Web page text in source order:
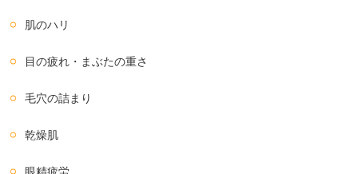
肌のハリ
目の疲れ・まぶたの重さ
毛穴の詰まり
乾燥肌
眼精疲労